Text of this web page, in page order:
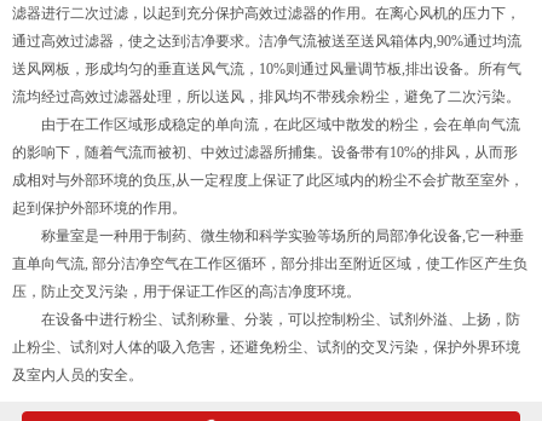
滤器进行二次过滤，以起到充分保护高效过滤器的作用。在离心风机的压力下，
通过高效过滤器，使之达到洁净要求。洁净气流被送至送风箱体内,90%通过均流
送风网板，形成均匀的垂直送风气流，10%则通过风量调节板,排出设备。所有气
流均经过高效过滤器处理，所以送风，排风均不带残余粉尘，避免了二次污染。
由于在工作区域形成稳定的单向流，在此区域中散发的粉尘，会在单向气流
的影响下，随着气流而被初、中效过滤器所捕集。设备带有10%的排风，从而形
成相对与外部环境的负压,从一定程度上保证了此区域内的粉尘不会扩散至室外，
起到保护外部环境的作用。
称量室是一种用于制药、微生物和科学实验等场所的局部净化设备,它一种垂
直单向气流, 部分洁净空气在工作区循环，部分排出至附近区域，使工作区产生负
压，防止交叉污染，用于保证工作区的高洁净度环境。
在设备中进行粉尘、试剂称量、分装，可以控制粉尘、试剂外溢、上扬，防
止粉尘、试剂对人体的吸入危害，还避免粉尘、试剂的交叉污染，保护外界环境
及室内人员的安全。